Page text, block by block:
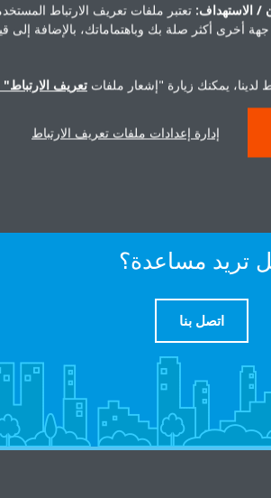
البريد الإلكتروني للخدمة:
تريد مساعدة؟
اتصل بنا
/ الاستهداف: تعتبر ملفات تعريف الارتباط
جهة أخرى أكثر صلة بك وباهتماماتك، بالإضافة إلى
لدينا، يمكنك زيارة "إشعار ملفات تعريف الارتباط"
إدارة إعدادات ملفات تعريف الارتباط